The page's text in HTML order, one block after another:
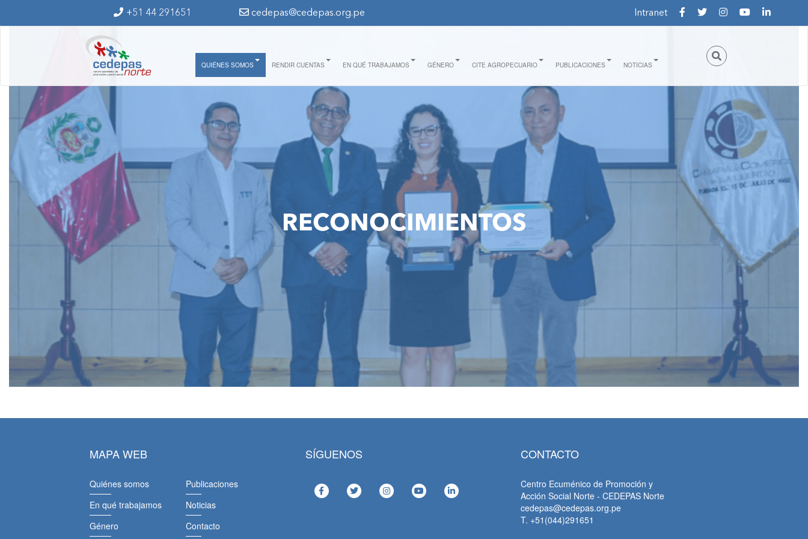
+51 44 291651 cedepas@cedepas.org.pe Intranet
QUIÉNES SOMOS RENDIR CUENTAS EN QUÉ TRABAJAMOS GÉNERO CITE AGROPECUARIO PUBLICACIONES NOTICIAS
RECONOCIMIENTOS
MAPA WEB
Quiénes somos
En qué trabajamos
Género
Publicaciones
Noticias
Contacto
SÍGUENOS CONTACTO
Centro Ecuménico de Promoción y
Acción Social Norte - CEDEPAS Norte
cedepas@cedepas.org.pe
T. +51(044)291651